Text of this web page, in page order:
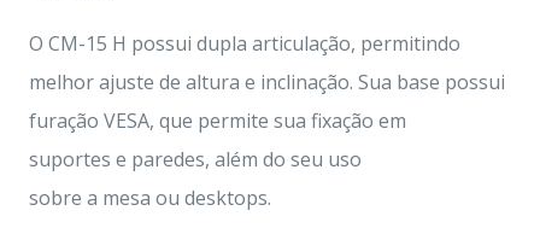
O CM-15 H possui dupla articulação, permitindo
melhor ajuste de altura e inclinação. Sua base possui
furação VESA, que permite sua fixação em
suportes e paredes, além do seu uso
sobre a mesa ou desktops.